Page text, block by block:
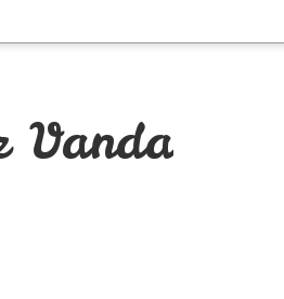
Vanda